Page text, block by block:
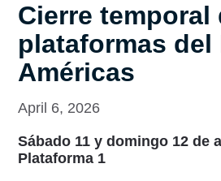
Cierre temporal
plataformas del
Américas
April 6, 2026
Sábado 11 y domingo 12 de
Plataforma 1